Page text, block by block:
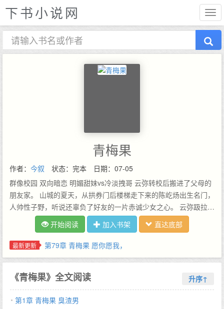
下书小说网
青梅果
作者： 今叙 状态：完本
日期：07-05
群像校园 双向暗恋 明媚甜妹vs冷淡拽哥 云弥转校后搬进了父母的
朋友家。 山城的夏天，从拱券门后楼梯走下来的陈屹炀出生名门，
人帅性子野，听说还辜负了好友的一片赤诚少女之心。 云弥趿拉着
拖鞋抱书包，忽略自己心底酸涩的情绪，小声吐槽：臭渣男。 男生
搭扶梯吊儿郎当，眼皮一坠，伸手把人逮住了。 凶巴巴怼脸说：那
把渣男送你的辅导笔记错题本竞赛书钥匙扣玩偶游戏机电脑VCD，
陈屹炀的少爷脾气把那句话狠狠划掉，改成【臭渣男，你死
了！！！】 可是分别前的一天，他满身是血站在昏天黑地里替她挡
下地震时落地的碎石板，捧着她的脸，也是她哭着说：陈屹炀，你
开始阅读 加入书架 直达底部
最新更新 第79章 青梅果 愿你愿我，
《青梅果》全文阅读 升序↑
第1章 青梅果 臭渣男